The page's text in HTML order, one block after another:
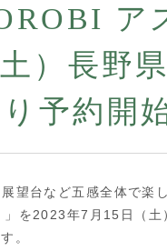
ア
）長野
予約開
望台など五感全体で
を2023年7月15日（土
。